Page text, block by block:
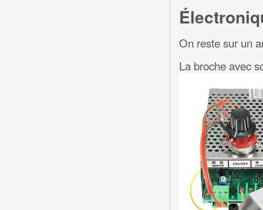
On reste sur un
La broche avec